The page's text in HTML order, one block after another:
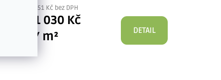
851 Kč bez DPH
1 030 Kč
/ m²
DETAIL